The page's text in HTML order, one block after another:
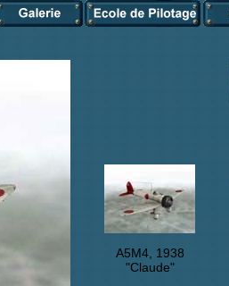
A5M4, 1938
"Claude"